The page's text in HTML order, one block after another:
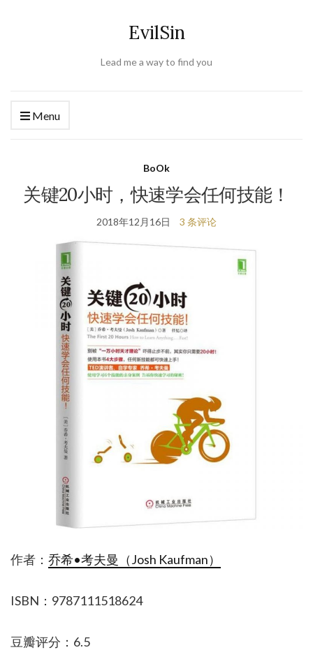
EvilSin
Lead me a way to find you
Menu
BoOk
关键20小时，快速学会任何技能！
2018年12月16日 3 条评论
作者： 乔希•考夫曼（Josh Kaufman）
ISBN：9787111518624
豆瓣评分：6.5